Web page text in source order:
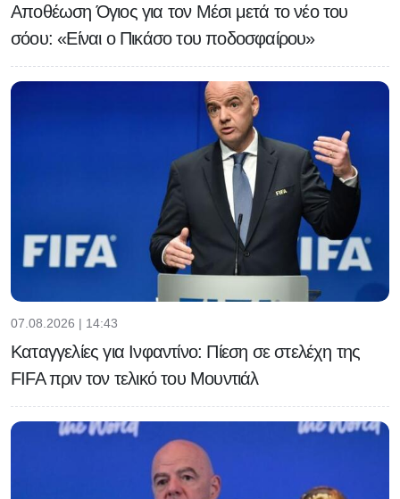
Αποθέωση Όγιος για τον Μέσι μετά το νέο του
σόου: «Είναι ο Πικάσο του ποδοσφαίρου»
07.08.2026 | 14:43
Καταγγελίες για Ινφαντίνο: Πίεση σε στελέχη της
FIFA πριν τον τελικό του Μουντιάλ